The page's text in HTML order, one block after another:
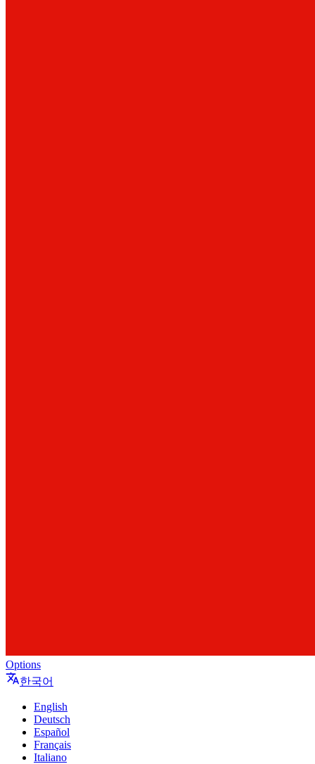
Options
한국어
English
Deutsch
Español
Français
Italiano